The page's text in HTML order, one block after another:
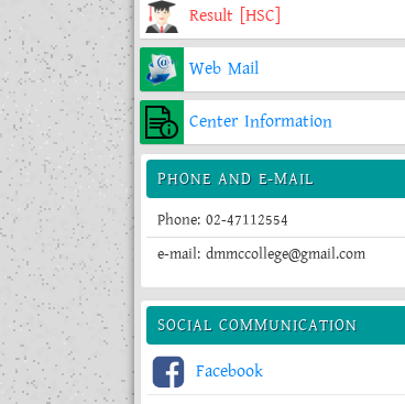
Result [HSC]
Web Mail
Center Information
PHONE AND E-MAIL
Phone: 02-47112554
e-mail: dmmccollege@gmail.com
SOCIAL COMMUNICATION
Facebook